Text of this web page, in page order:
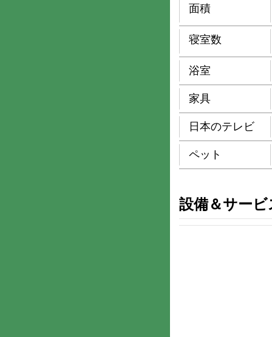
面積
寝室数
浴室
家具
日本のテレビ
ペット
設備＆サービ